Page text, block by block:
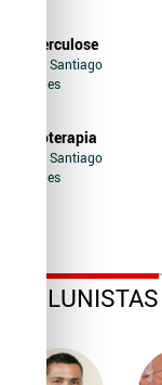
Tuberculose
Jairo Santiago
Novaes
Soroterapia
Jairo Santiago
Novaes
COLUNISTAS